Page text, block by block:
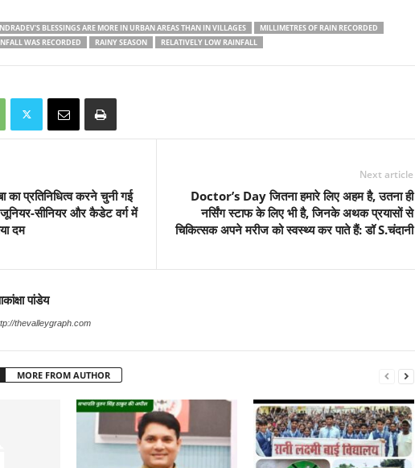
BLESSINGS ARE MORE IN URBAN AREAS THAN IN VILLAGES
MILLIMETRES OF RAIN RECORDED
WAS RECORDED RAINY SEASON RELATIVELY LOW RAINFALL
का प्रतिनिधित्व करने चुनी गई
जूनियर-सीनियर और कैडेट वर्ग में
दम
Next article
Doctor’s Day जितना हमारे लिए अहम है, उतना ही
नर्सिंग स्टाफ के लिए भी है, जिनके अथक प्रयासों से
चिकित्सक अपने मरीज को स्वस्थ्य कर पाते हैं: डॉ S.चंदानी
पांडेय
thevalleygraph.com
MORE FROM AUTHOR